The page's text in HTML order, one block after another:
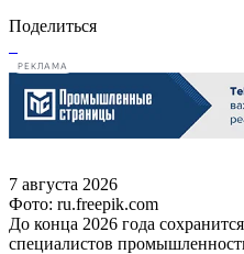
Поделиться
РЕКЛАМА
7 августа 2026
Фото: ru.freepik.com
До конца 2026 года
специалистов